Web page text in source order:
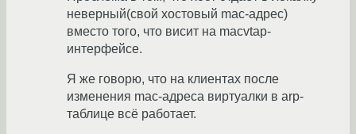
неверный(свой хостовый mac-адрес)
вместо того, что висит на macvtap-
интерфейсе.
Я же говорю, что на клиентах после
изменения mac-адреса виртуалки в arp-
таблице всё работает.